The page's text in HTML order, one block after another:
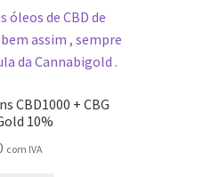
CBD1000 + CBG
10%
com IVA